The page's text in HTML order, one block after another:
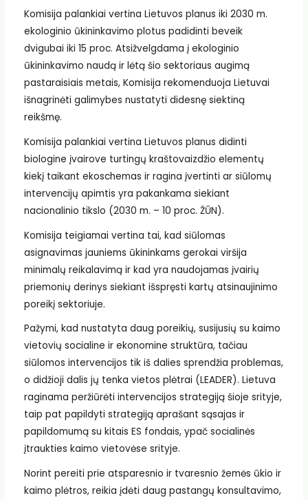
Komisija palankiai vertina Lietuvos planus iki 2030 m.
ekologinio ūkininkavimo plotus padidinti beveik
dvigubai iki 15 proc. Atsižvelgdama į ekologinio
ūkininkavimo naudą ir lėtą šio sektoriaus augimą
pastaraisiais metais, Komisija rekomenduoja Lietuvai
išnagrinėti galimybes nustatyti didesnę siektiną
reikšmę.
Komisija palankiai vertina Lietuvos planus didinti
biologine įvairove turtingų kraštovaizdžio elementų
kiekį taikant ekoschemas ir ragina įvertinti ar siūlomų
intervencijų apimtis yra pakankama siekiant
nacionalinio tikslo (2030 m. – 10 proc. ŽŪN).
Komisija teigiamai vertina tai, kad siūlomas
asignavimas jauniems ūkininkams gerokai viršija
minimalų reikalavimą ir kad yra naudojamas įvairių
priemonių derinys siekiant išspręsti kartų atsinaujinimo
poreikį sektoriuje.
Pažymi, kad nustatyta daug poreikių, susijusių su kaimo
vietovių socialine ir ekonomine struktūra, tačiau
siūlomos intervencijos tik iš dalies sprendžia problemas,
o didžioji dalis jų tenka vietos plėtrai (LEADER). Lietuva
raginama peržiūrėti intervencijos strategiją šioje srityje,
taip pat papildyti strategiją aprašant sąsajas ir
papildomumą su kitais ES fondais, ypač socialinės
įtraukties kaimo vietovėse srityje.
Norint pereiti prie atsparesnio ir tvaresnio žemės ūkio ir
kaimo plėtros, reikia įdėti daug pastangų konsultavimo,